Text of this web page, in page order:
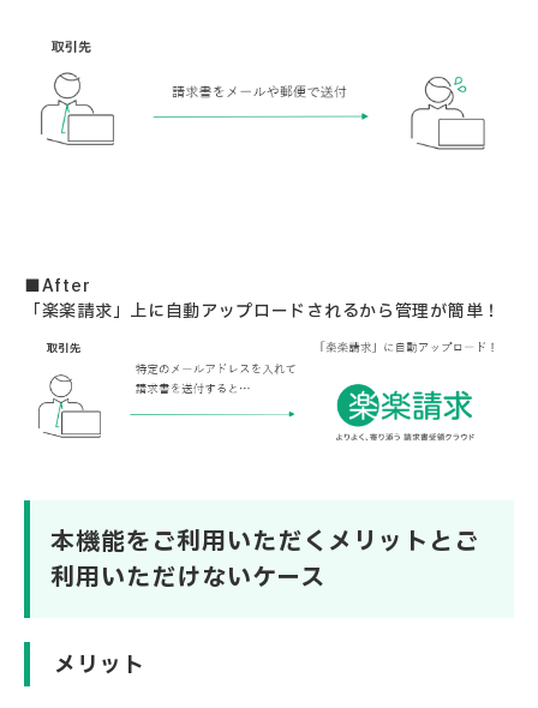
■After
「楽楽請求」上に自動アップロードされるから管理が簡単！
本機能をご利用いただくメリットとご
利用いただけないケース
メリット